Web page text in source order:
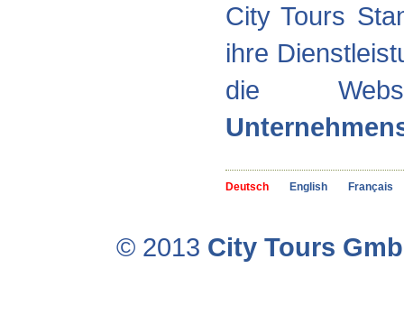
City Tours
ihre
die
Deutsch English Français
© 2013 City Tours